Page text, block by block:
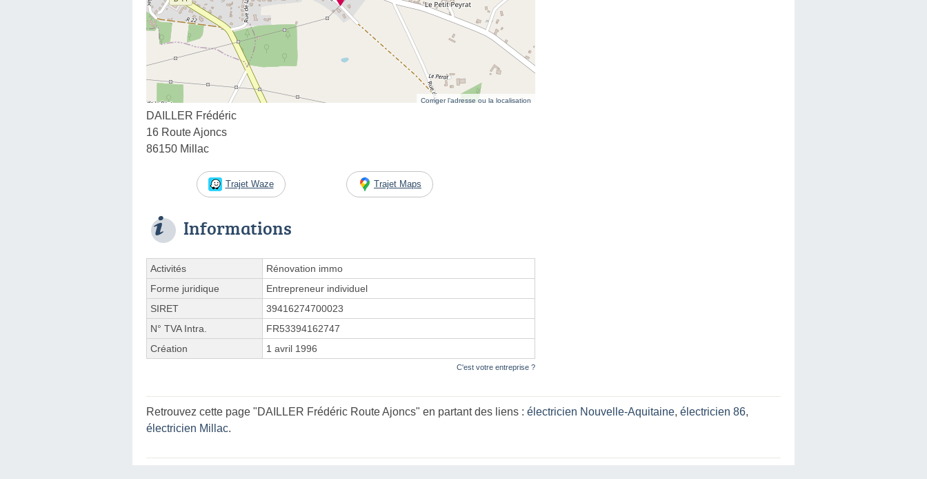
Corriger l’adresse ou la localisation
DAILLER Frédéric
16 Route Ajoncs
86150 Millac
Trajet Waze Trajet Maps
Informations
Activités
Rénovation immo
Forme juridique
Entrepreneur individuel
SIRET
39416274700023
N° TVA Intra.
FR53394162747
Création
1 avril 1996
C'est votre entreprise ?
Retrouvez cette page "DAILLER Frédéric Route Ajoncs" en partant des liens : électricien Nouvelle-Aquitaine, électricien 86,
électricien Millac.